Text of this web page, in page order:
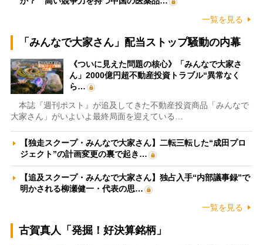
一覧を見る
「みんなで大家さん」配当ストップ騒動の内幕
《ついに見えた問題の核心》「みんなで大家さ
ん」2000億円超不動産投資トラブル“異常なく
ら…
本誌『週刊ポスト』が追及してきた不動産投資商品「みんなで
大家さん」がいよいよ最終局面を迎えている…
【独走スクープ・みんなで大家さん】二転三転した“成田プロ
ジェクト”の計画変更の裏で起き…
【追及スクープ・みんなで大家さん】独占入手“内部議事録”で
明かされる柳瀬健一・代表の思…
一覧を見る
古賀真人「発掘！好決算銘柄」